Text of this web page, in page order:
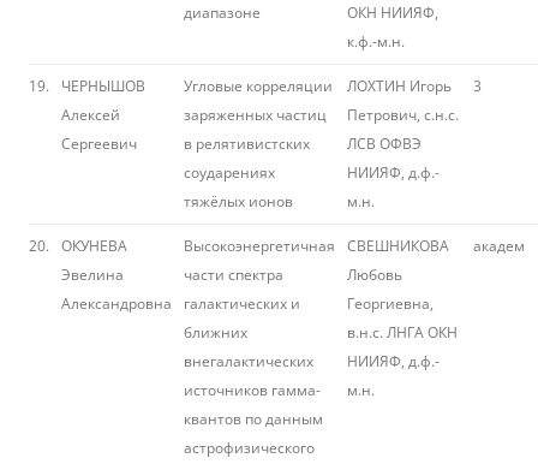
диапазоне
ОКН НИИЯФ,
к.ф.-м.н.
19.
ЧЕРНЫШОВ
Алексей
Сергеевич
Угловые корреляции
заряженных частиц
в релятивистских
соударениях
тяжёлых ионов
ЛОХТИН Игорь
Петрович, с.н.с.
ЛСВ ОФВЭ
НИИЯФ, д.ф.-
м.н.
3
20.
ОКУНЕВА
Эвелина
Александровна
Высокоэнергетичная
части спектра
галактических и
ближних
внегалактических
источников гамма-
квантов по данным
астрофизического
СВЕШНИКОВА
Любовь
Георгиевна,
в.н.с. ЛНГА ОКН
НИИЯФ, д.ф.-
м.н.
академ